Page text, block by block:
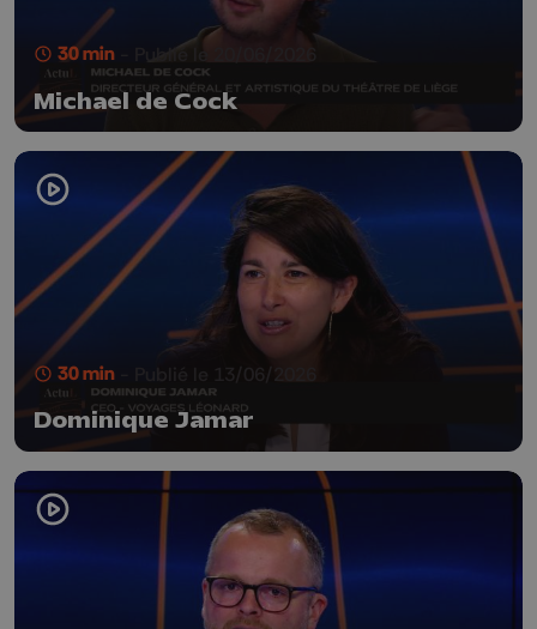
30 min - Publié le 20/06/2026
Michael de Cock
30 min
Dominique Jamar